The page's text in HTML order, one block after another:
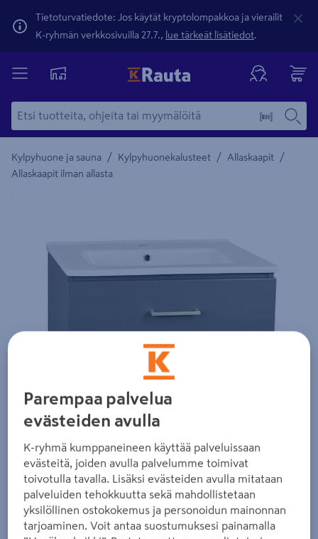
Tietoturvatiedote: Jos käytät kryptolompakkoa ja vierailit
K-ryhmän verkkosivuilla 27.7., lue tärkeät lisätiedot.
Kylpyhuone ja sauna / Kylpyhuonekalusteet / Allaskaapit /
Allaskaapit ilman allasta
Yksityiskohtainen kuvaus löytyy Tuotteen kuvaus -
Parempaa palvelua
evästeiden avulla
K-ryhmä kumppaneineen käyttää palveluissaan
evästeitä, joiden avulla palvelumme toimivat
toivotulla tavalla. Lisäksi evästeiden avulla mitataan
palveluiden tehokkuutta sekä mahdollistetaan
yksilöllinen ostokokemus ja personoidun mainonnan
tarjoaminen. Voit antaa suostumuksesi painamalla